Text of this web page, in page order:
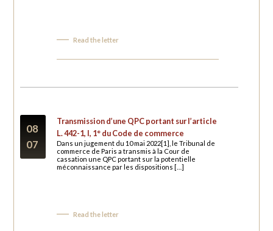
Read the letter
08
07
Transmission d’une QPC portant sur l’article
L. 442-1, I, 1° du Code de commerce￼
Dans un jugement du 10 mai 2022[1], le Tribunal de
commerce de Paris a transmis à la Cour de
cassation une QPC portant sur la potentielle
méconnaissance par les dispositions […]
Read the letter